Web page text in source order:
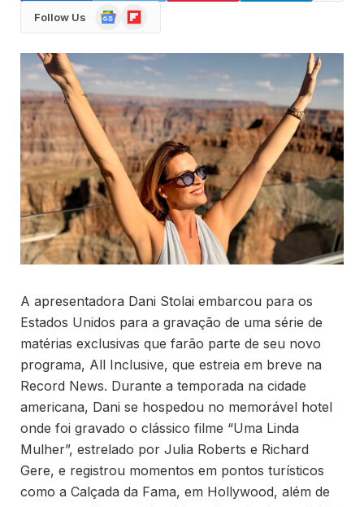
Follow Us
GoogleFlipboard
A apresentadora Dani Stolai embarcou para os
Estados Unidos para a gravação de uma série de
matérias exclusivas que farão parte de seu novo
programa, All Inclusive, que estreia em breve na
Record News. Durante a temporada na cidade
americana, Dani se hospedou no memorável hotel
onde foi gravado o clássico filme “Uma Linda
Mulher”, estrelado por Julia Roberts e Richard
Gere, e registrou momentos em pontos turísticos
como a Calçada da Fama, em Hollywood, além de